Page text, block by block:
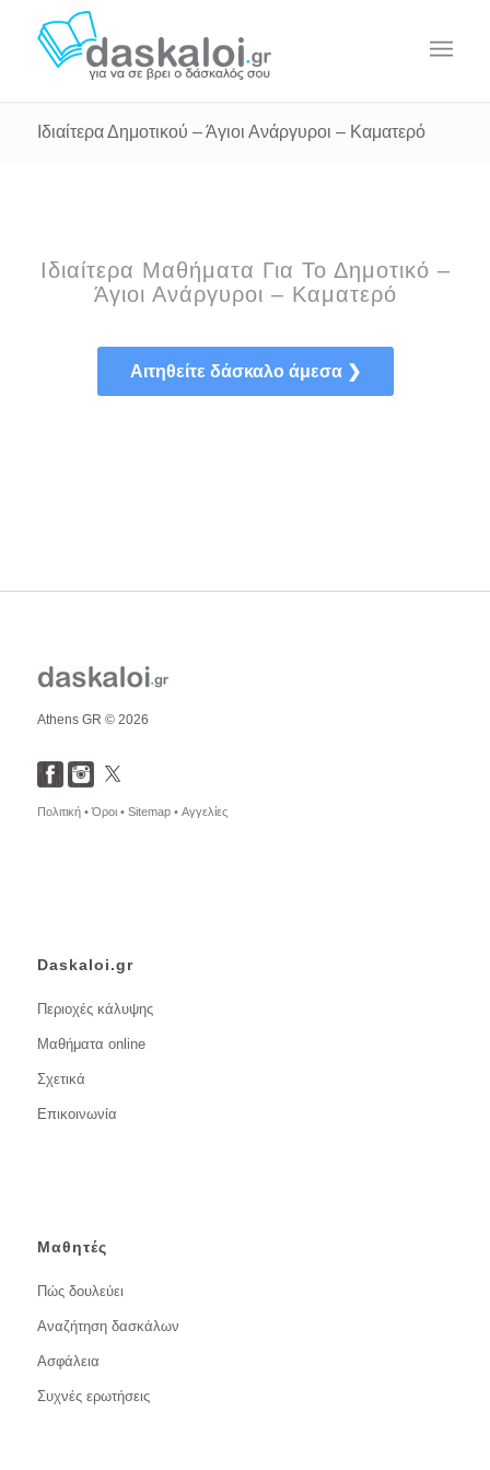
Ιδιαίτερα Δημοτικού – Άγιοι Ανάργυροι – Καματερό
Ιδιαίτερα Μαθήματα Για Το Δημοτικό –
Άγιοι Ανάργυροι – Καματερό
Αιτηθείτε δάσκαλο άμεσα ❯
Athens GR © 2026
Πολιτική •Όροι • Sitemap • Αγγελίες
Daskaloi.gr
Περιοχές κάλυψης
Μαθήματα online
Σχετικά
Επικοινωνία
Μαθητές
Πώς δουλεύει
Αναζήτηση δασκάλων
Ασφάλεια
Συχνές ερωτήσεις